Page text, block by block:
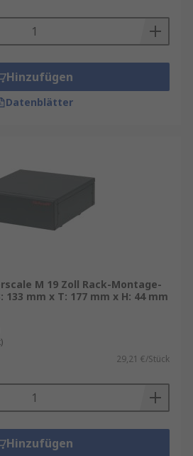
Hinzufügen
Datenblätter
M 19 Zoll Rack-Montage-
133 mm x T: 177 mm x H: 44 mm
29,21 €/Stück
Hinzufügen